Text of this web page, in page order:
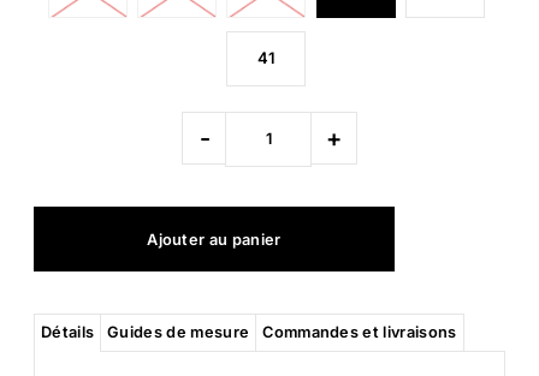
41
- +
Détails Guides de mesure Commandes et livraisons